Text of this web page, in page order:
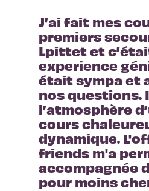
J’ai fait mes
premiers
Lpittet et
experience
était sympa et
nos questions.
l’atmosphère
cours
dynamique.
friends m'a
accompagnée
pour moins